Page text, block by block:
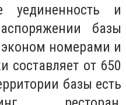
уединенность и
базы
номерами и
составляет от 650
базы есть